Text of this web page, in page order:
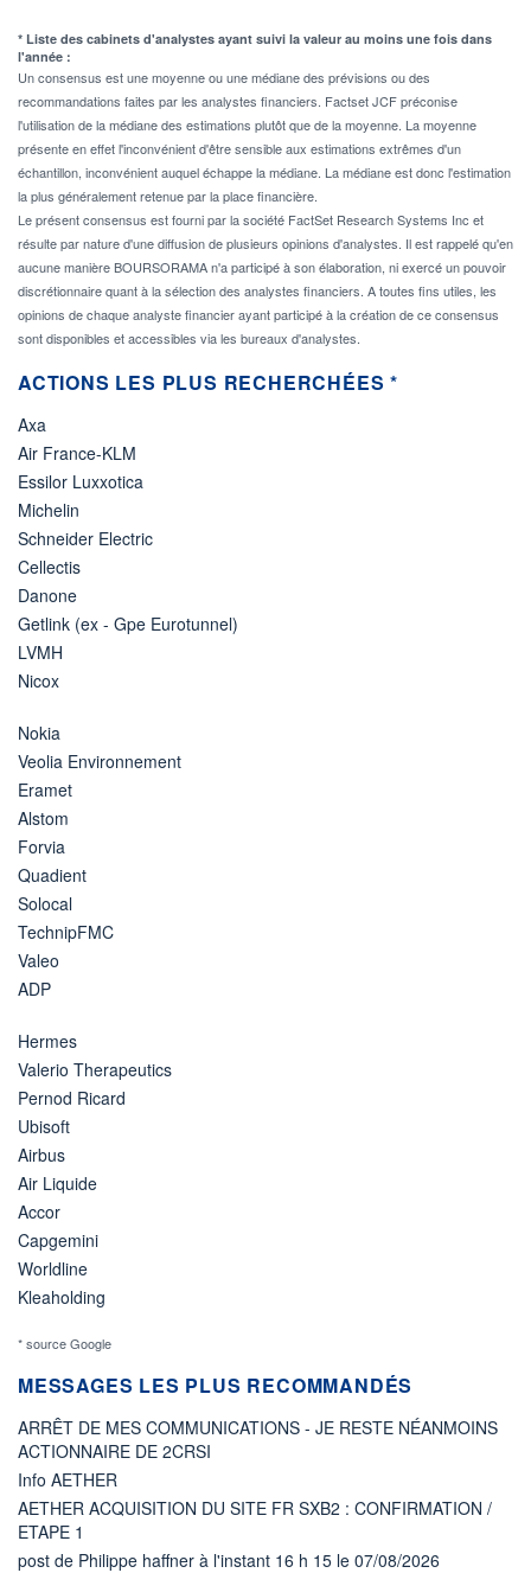
* Liste des cabinets d'analystes ayant suivi la valeur au moins une fois dans
l'année :
Un consensus est une moyenne ou une médiane des prévisions ou des
recommandations faites par les analystes financiers. Factset JCF préconise
l'utilisation de la médiane des estimations plutôt que de la moyenne. La moyenne
présente en effet l'inconvénient d'être sensible aux estimations extrêmes d'un
échantillon, inconvénient auquel échappe la médiane. La médiane est donc l'estimation
la plus généralement retenue par la place financière.
Le présent consensus est fourni par la société FactSet Research Systems Inc et
résulte par nature d'une diffusion de plusieurs opinions d'analystes. Il est rappelé qu'en
aucune manière BOURSORAMA n'a participé à son élaboration, ni exercé un pouvoir
discrétionnaire quant à la sélection des analystes financiers. A toutes fins utiles, les
opinions de chaque analyste financier ayant participé à la création de ce consensus
sont disponibles et accessibles via les bureaux d'analystes.
ACTIONS LES PLUS RECHERCHÉES *
Axa
Air France-KLM
Essilor Luxxotica
Michelin
Schneider Electric
Cellectis
Danone
Getlink (ex - Gpe Eurotunnel)
LVMH
Nicox
Nokia
Veolia Environnement
Eramet
Alstom
Forvia
Quadient
Solocal
TechnipFMC
Valeo
ADP
Hermes
Valerio Therapeutics
Pernod Ricard
Ubisoft
Airbus
Air Liquide
Accor
Capgemini
Worldline
Kleaholding
* source Google
MESSAGES LES PLUS RECOMMANDÉS
ARRÊT DE MES COMMUNICATIONS - JE RESTE NÉANMOINS
ACTIONNAIRE DE 2CRSI
Info AETHER
AETHER ACQUISITION DU SITE FR SXB2 : CONFIRMATION /
ETAPE 1
post de Philippe haffner à l'instant 16 h 15 le 07/08/2026